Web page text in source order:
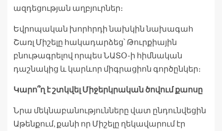
ազդեցության աղբյուրներ։
Եվրոպական խորհրդի նախկին նախագահ
Շառլ Միշելը հակադարձեց՝ Թուրքիային
բնութագրելով որպես ՆԱՏՕ-ի հիմնական
դաշնակից և կարևոր միգրացիոն գործընկեր։
Կարո՞ղ է շտկվել Միջերկրական ծովում քաոսը
Նրա մեկնաբանությունները վատ ընդունվեցին
Աթենքում, քանի որ Միշելը ղեկավարում էր